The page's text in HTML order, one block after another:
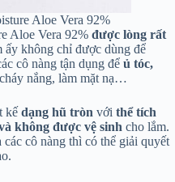
Aloe Vera 92%
Aloe Vera 92% được lòng rất
ấy không chỉ được dùng để
cô nàng tận dụng để ủ tóc,
nắng, làm mặt nạ…
kế dạng hũ tròn với thể tích
không được vệ sinh cho lắm.
cô nàng thì có thể giải quyết